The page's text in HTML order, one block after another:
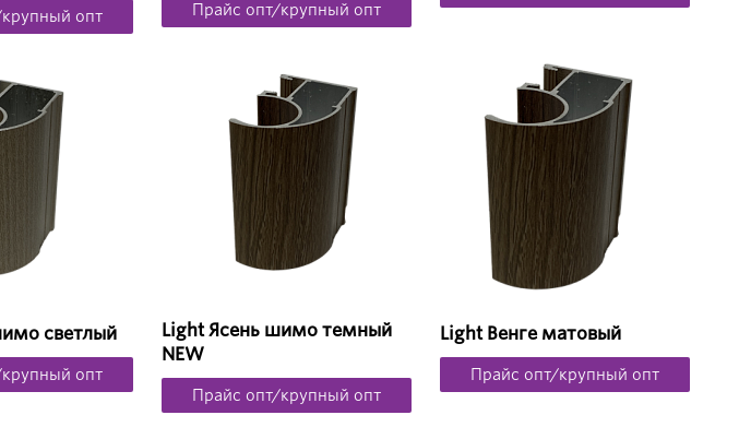
опт Прайс опт/крупный опт
светлый
опт
Light Ясень шимо темный
NEW
Прайс опт/крупный опт
Light Венге матовый
Прайс опт/крупный опт